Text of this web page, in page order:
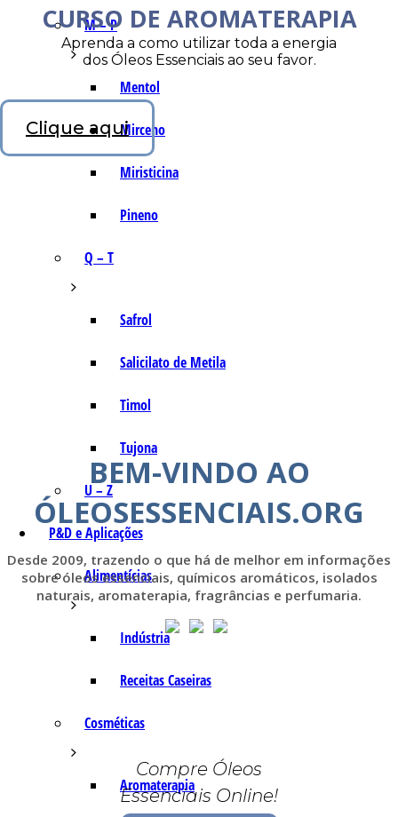
M – P
Mentol
Mirceno
Miristicina
Pineno
Q – T
Safrol
Salicilato de Metila
Timol
Tujona
U – Z
P&D e Aplicações
Alimentícias
Indústria
Receitas Caseiras
Cosméticas
Aromaterapia
CURSO DE AROMATERAPIA
Aprenda a como utilizar toda a energia
dos Óleos Essenciais ao seu favor.
Clique aqui
BEM-VINDO AO
ÓLEOSESSENCIAIS.ORG
Desde 2009, trazendo o que há de melhor em informações
sobre óleos essenciais, químicos aromáticos, isolados
naturais, aromaterapia, fragrâncias e perfumaria.
Compre Óleos
Essenciais Online!